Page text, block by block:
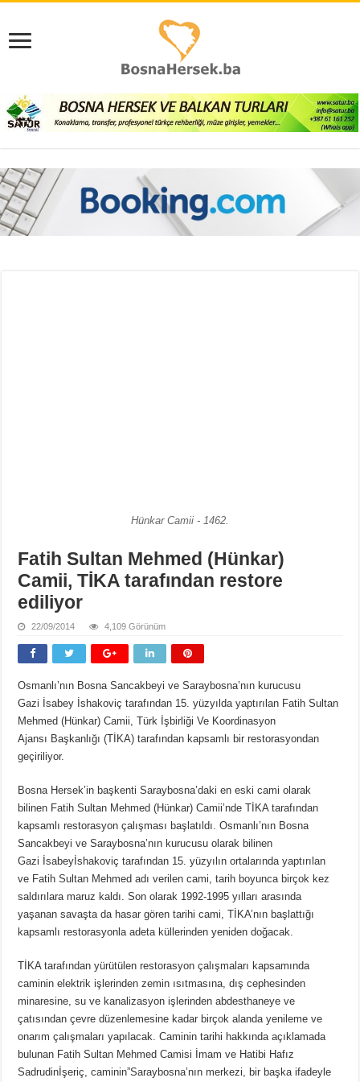
Hünkar Camii - 1462.
Fatih Sultan Mehmed (Hünkar)
Camii, TİKA tarafından restore
ediliyor
22/09/2014 4,109 Görünüm
Osmanlı’nın Bosna Sancakbeyi ve Saraybosna’nın kurucusu
Gazi İsabey İshakoviç tarafından 15. yüzyılda yaptırılan Fatih Sultan
Mehmed (Hünkar) Camii, Türk İşbirliği Ve Koordinasyon
Ajansı Başkanlığı (TİKA) tarafından kapsamlı bir restorasyondan
geçiriliyor.
Bosna Hersek’in başkenti Saraybosna’daki en eski cami olarak
bilinen Fatih Sultan Mehmed (Hünkar) Camii’nde TİKA tarafından
kapsamlı restorasyon çalışması başlatıldı. Osmanlı’nın Bosna
Sancakbeyi ve Saraybosna’nın kurucusu olarak bilinen
Gazi İsabeyİshakoviç tarafından 15. yüzyılın ortalarında yaptırılan
ve Fatih Sultan Mehmed adı verilen cami, tarih boyunca birçok kez
saldırılara maruz kaldı. Son olarak 1992-1995 yılları arasında
yaşanan savaşta da hasar gören tarihi cami, TİKA’nın başlattığı
kapsamlı restorasyonla adeta küllerinden yeniden doğacak.
TİKA tarafından yürütülen restorasyon çalışmaları kapsamında
caminin elektrik işlerinden zemin ısıtmasına, dış cephesinden
minaresine, su ve kanalizasyon işlerinden abdesthaneye ve
çatısından çevre düzenlemesine kadar birçok alanda yenileme ve
onarım çalışmaları yapılacak. Caminin tarihi hakkında açıklamada
bulunan Fatih Sultan Mehmed Camisi İmam ve Hatibi Hafız
Sadrudinİşeriç, caminin”Saraybosna’nın merkezi, bir başka ifadeyle